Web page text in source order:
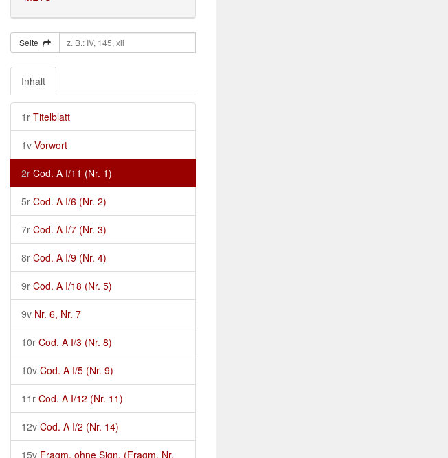
Seite
Inhalt
1r Titelblatt
1v Vorwort
2r Cod. A I/11 (Nr. 1)
5r Cod. A I/6 (Nr. 2)
7r Cod. A I/7 (Nr. 3)
8r Cod. A I/9 (Nr. 4)
9r Cod. A I/18 (Nr. 5)
9v Nr. 6, Nr. 7
10r Cod. A I/3 (Nr. 8)
10v Cod. A I/5 (Nr. 9)
11r Cod. A I/12 (Nr. 11)
12v Cod. A I/2 (Nr. 14)
15v Fragm. ohne Sign. (Fragm. Nr.